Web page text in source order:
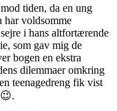
tiden, da en ung
har voldsomme
i hans altfortærende
som gav mig de
bogen en ekstra
dilemmaer omkring
teenagedreng fik vist